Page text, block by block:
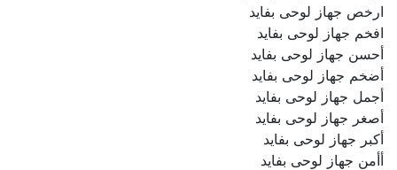
ارخص جهاز لوحى بفايد
افخم جهاز لوحى بفايد
أحسن جهاز لوحى بفايد
أضخم جهاز لوحى بفايد
أجمل جهاز لوحى بفايد
أصغر جهاز لوحى بفايد
أكبر جهاز لوحى بفايد
أأمن جهاز لوحى بفايد